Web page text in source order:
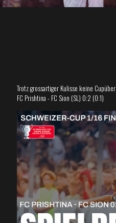
Trotz grossartiger Kulisse keine
FC Prishtina - FC Sion (SL) 0:2 (0:1)